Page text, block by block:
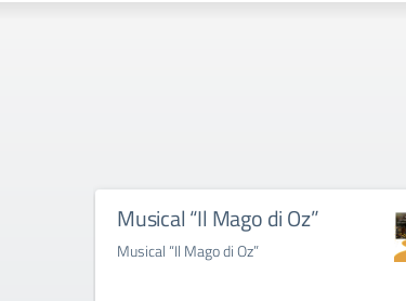
Musical “Il Mago di Oz”
Musical “Il Mago di Oz”